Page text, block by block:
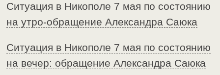
Ситуация в Никополе 7 мая по состоянию
на утро-обращение Александра Саюка
Ситуация в Никополе 7 мая по состоянию
на вечер: обращение Александра Саюка